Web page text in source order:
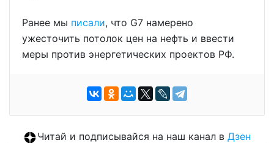
Ранее мы писали, что G7 намерено
ужесточить потолок цен на нефть и ввести
меры против энергетических проектов РФ.
Читай и подписывайся на наш канал в Дзен